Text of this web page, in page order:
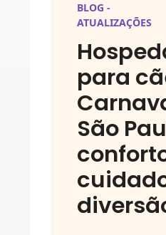
BLOG -
ATUALIZAÇÕES
para
São